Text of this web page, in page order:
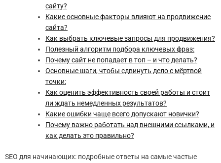
сайту?
Какие основные факторы влияют на продвижение
сайта?
Как выбрать ключевые запросы для продвижения?
Полезный алгоритм подбора ключевых фраз:
Почему сайт не попадает в топ – и что делать?
Основные шаги, чтобы сдвинуть дело с мёртвой
точки:
Как оценить эффективность своей работы и стоит
ли ждать немедленных результатов?
Какие ошибки чаще всего допускают новички?
Почему важно работать над внешними ссылками, и
как делать это правильно?
SEO для начинающих: подробные ответы на самые частые